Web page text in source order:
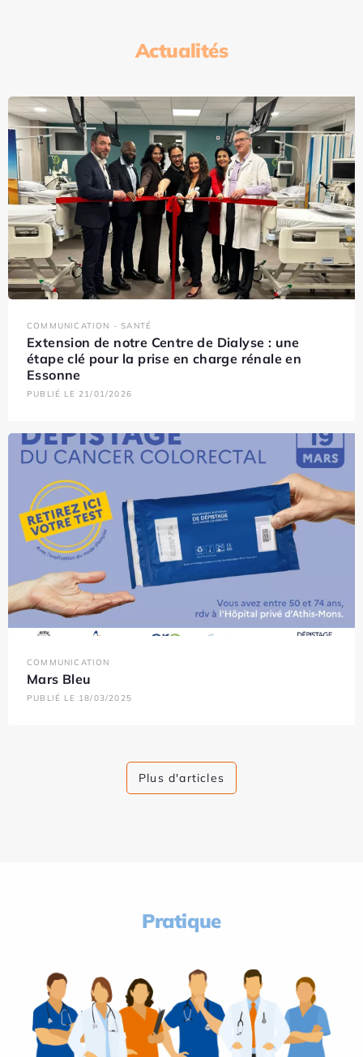
Actualités
COMMUNICATION - SANTÉ
Extension de notre Centre de Dialyse : une
étape clé pour la prise en charge rénale en
Essonne
PUBLIÉ LE 21/01/2026
COMMUNICATION
Mars Bleu
PUBLIÉ LE 18/03/2025
Plus d'articles
Pratique